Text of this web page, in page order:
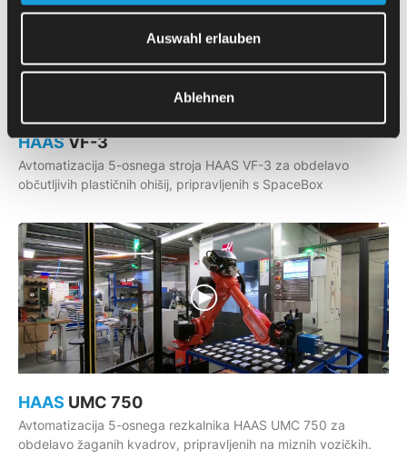
Auswahl erlauben
Ablehnen
HAASVF-3
Avtomatizacija 5-osnega stroja HAAS VF-3 za obdelavo
občutljivih plastičnih ohišij, pripravljenih s SpaceBox
HAAS UMC 750
Avtomatizacija 5-osnega rezkalnika HAAS UMC 750 za
obdelavo žaganih kvadrov, pripravljenih na miznih vozičkih.